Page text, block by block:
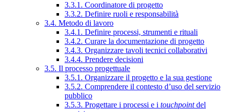
3.3.1. Coordinatore di progetto
3.3.2. Definire ruoli e responsabilità
3.4. Metodo di lavoro
3.4.1. Definire processi, strumenti e rituali
3.4.2. Curare la documentazione di progetto
3.4.3. Organizzare tavoli tecnici collaborativi
3.4.4. Prendere decisioni
3.5. Il processo progettuale
3.5.1. Organizzare il progetto e la sua gestione
3.5.2. Comprendere il contesto d’uso del servizio
pubblico
3.5.3. Progettare i processi e i touchpointdel